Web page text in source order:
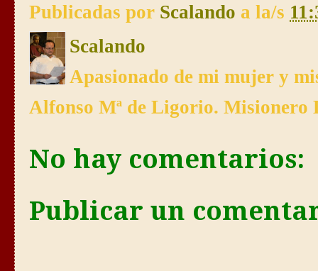
Publicadas por Scalando a la/s
Scalando
Apasionado de mi mujer y
Alfonso Mª de Ligorio. Misionero
No hay comentarios:
Publicar un